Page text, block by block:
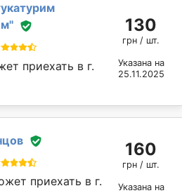
приехать в г.
130
грн / шт.
Указана на
25.11.2025
приехать в г.
160
грн / шт.
Указана на